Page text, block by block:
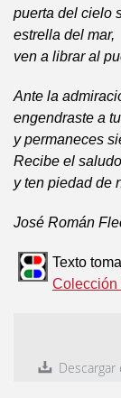
puerta del cielo
estrella del mar,
ven a librar al
Ante la
engendraste a
y permaneces
Recibe el
y ten piedad de
José Román
Texto
Colección
Descargar